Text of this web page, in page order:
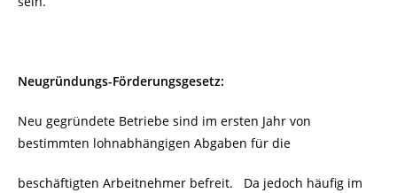
Neugründungs-Förderungsgesetz:
Neu gegründete Betriebe sind im ersten Jahr von
bestimmten lohnabhängigen Abgaben für die
beschäftigten Arbeitnehmer befreit. Da jedoch häufig im